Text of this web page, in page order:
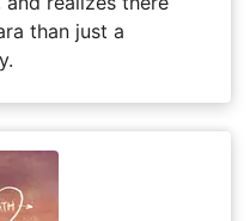
than just a